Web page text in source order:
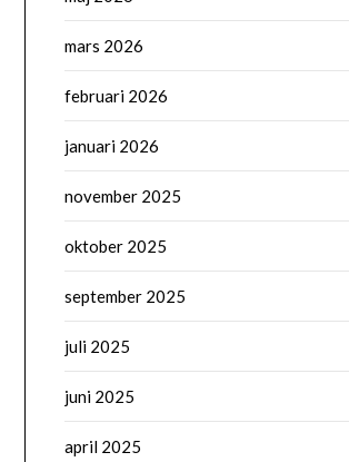
mars 2026
februari 2026
januari 2026
november 2025
oktober 2025
september 2025
juli 2025
juni 2025
april 2025